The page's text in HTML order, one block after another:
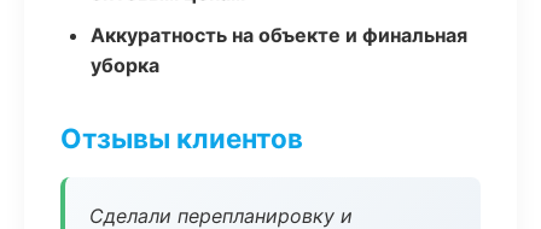
Аккуратность на объекте и финальная
уборка
Отзывы клиентов
Сделали перепланировку и